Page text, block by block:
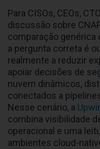
Para CISOs, CEOs,
discussão sobre
comparação genérica
a pergunta correta é
realmente a reduzir
apoiar decisões de
nuvem dinâmicos,
conectados a
Nesse cenário, a
combina visibilidade
operacional e uma
ambientes cloud-